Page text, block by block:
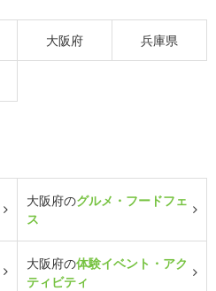
大阪府 兵庫県
大阪府のグルメ・フードフェ
ス
大阪府の体験イベント・アク
ティビティ